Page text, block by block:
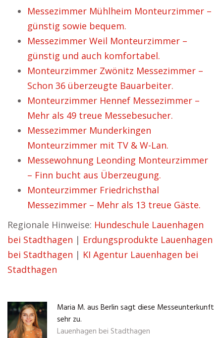
Messezimmer Mühlheim Monteurzimmer –
günstig sowie bequem.
Messezimmer Weil Monteurzimmer –
günstig und auch komfortabel.
Monteurzimmer Zwönitz Messezimmer –
Schon 36 überzeugte Bauarbeiter.
Monteurzimmer Hennef Messezimmer –
Mehr als 49 treue Messebesucher.
Messezimmer Munderkingen
Monteurzimmer mit TV & W-Lan.
Messewohnung Leonding Monteurzimmer
– Finn bucht aus Überzeugung.
Monteurzimmer Friedrichsthal
Messezimmer – Mehr als 13 treue Gäste.
Regionale Hinweise: Hundeschule Lauenhagen
bei Stadthagen | Erdungsprodukte Lauenhagen
bei Stadthagen | KI Agentur Lauenhagen bei
Stadthagen
Maria M. aus Berlin sagt diese Messeunterkunft
sehr zu.
Lauenhagen bei Stadthagen